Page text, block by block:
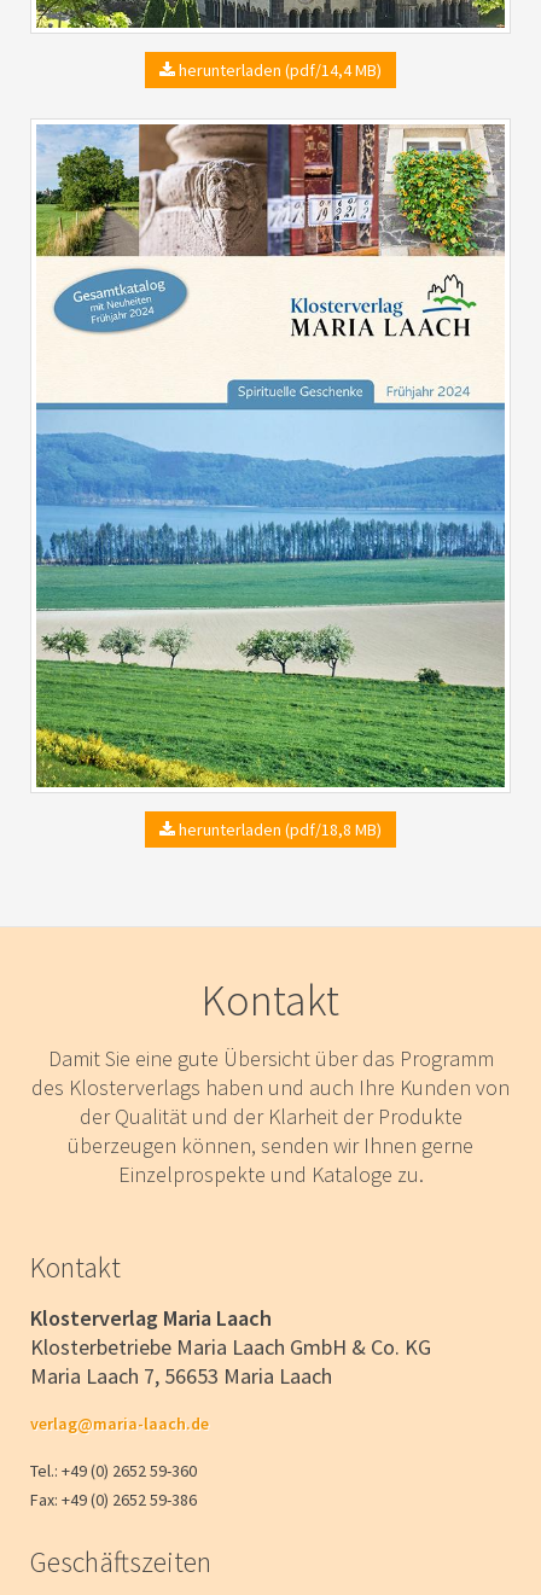
herunterladen (pdf/14,4 MB)
herunterladen (pdf/18,8 MB)
Kontakt
Damit Sie eine gute Übersicht über das Programm
des Klosterverlags haben und auch Ihre Kunden von
der Qualität und der Klarheit der Produkte
überzeugen können, senden wir Ihnen gerne
Einzelprospekte und Kataloge zu.
Kontakt
Klosterverlag Maria Laach
Klosterbetriebe Maria Laach GmbH & Co. KG
Maria Laach 7, 56653 Maria Laach
verlag@maria-laach.de
Tel.: +49 (0) 2652 59-360
Fax: +49 (0) 2652 59-386
Geschäftszeiten